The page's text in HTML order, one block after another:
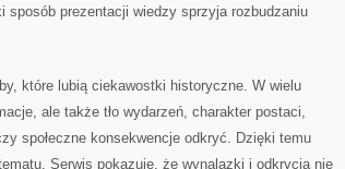
sposób prezentacji wiedzy sprzyja rozbudzaniu
które lubią ciekawostki historyczne. W wielu
ale także tło wydarzeń, charakter postaci,
społeczne konsekwencje odkryć. Dzięki temu
Serwis pokazuje, że wynalazki i odkrycia nie